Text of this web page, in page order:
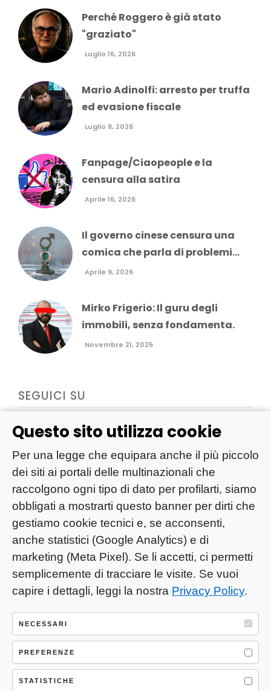
Questo sito utilizza cookie
Per una legge che equipara anche il più piccolo
dei siti ai portali delle multinazionali che
raccolgono ogni tipo di dato per profilarti, siamo
obbligati a mostrarti questo banner per dirti che
gestiamo cookie tecnici e, se acconsenti,
anche statistici (Google Analytics) e di
marketing (Meta Pixel). Se li accetti, ci permetti
semplicemente di tracciare le visite. Se vuoi
capire i dettagli, leggi la nostra Privacy Policy.
NECESSARI
PREFERENZE
STATISTICHE
Perché Roggero è già stato
"graziato"
Luglio 16, 2026
Mario Adinolfi: arresto per truffa
ed evasione fiscale
Luglio 8, 2026
Fanpage/Ciaopeople e la
censura alla satira
Aprile 16, 2026
Il governo cinese censura una
comica che parla di problemi...
Aprile 9, 2026
Mirko Frigerio: Il guru degli
immobili, senza fondamenta.
Novembre 21, 2025
SEGUICI SU
YOU-ng Slow Journalism è una testata
giornalistica di proprietà di Mastino S.R.L.
Registrazione presso Trib. Santa Maria
Capua Vetere (CE) n° 900 del 31/01/2025 |
ISSN 3103-4683